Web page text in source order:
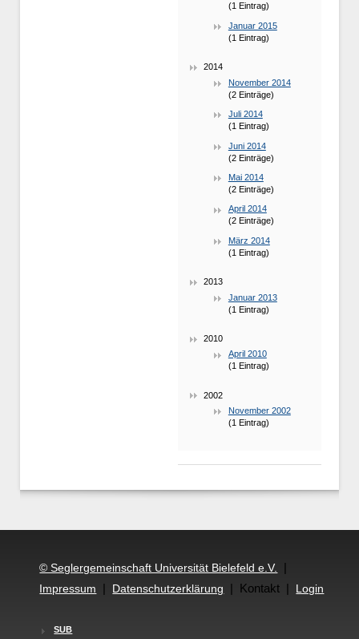
(1 Eintrag)
Januar 2015
(1 Eintrag)
2014
November 2014
(2 Einträge)
Juli 2014
(1 Eintrag)
Juni 2014
(2 Einträge)
Mai 2014
(2 Einträge)
April 2014
(2 Einträge)
März 2014
(1 Eintrag)
2013
Januar 2013
(1 Eintrag)
2010
April 2010
(1 Eintrag)
2002
November 2002
(1 Eintrag)
© Seglergemeinschaft Universität Bielefeld e.V. |
Impressum | Datenschutzerklärung | Kontakt | Login
SUB